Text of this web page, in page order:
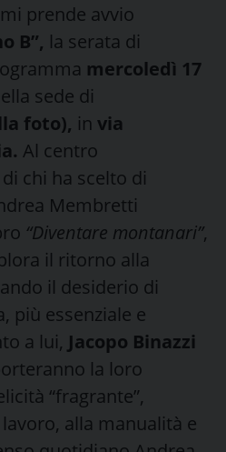
prende avvio
B”, la serata di
mercoledì 17
sede di
foto), in via
Al centro
chi ha scelto di
Membretti
“Diventare montanari”,
il ritorno alla
il desiderio di
più essenziale e
a lui, Jacopo Binazzi
la loro
“fragrante”,
alla manualità e